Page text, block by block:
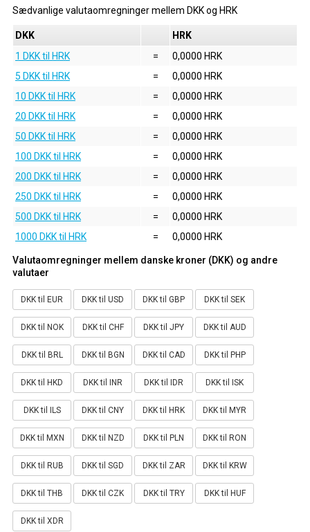
Sædvanlige valutaomregninger mellem DKKog HRK
DKK
HRK
1 DKK til HRK
=
0,0000 HRK
5 DKK til HRK
=
0,0000 HRK
10 DKK til HRK
=
0,0000 HRK
20 DKK til HRK
=
0,0000 HRK
50 DKK til HRK
=
0,0000 HRK
100 DKK til HRK
=
0,0000 HRK
200 DKK til HRK
=
0,0000 HRK
250 DKK til HRK
=
0,0000 HRK
500 DKK til HRK
=
0,0000 HRK
1000 DKK til HRK
= 0,0000 HRK
Valutaomregninger mellem danske kroner (DKK) og andre
valutaer
DKK til EUR DKK til USD DKK til GBP DKK til SEK
DKK til NOK DKK til CHF DKK til JPY DKK til AUD
DKK til BRL DKK til BGN DKK til CAD DKK til PHP
DKK til HKD DKK til INR DKK til IDR DKK til ISK
DKK til ILS DKK til CNY DKK til HRK DKK til MYR
DKK til MXN DKK til NZD DKK til PLN DKK til RON
DKK til RUB DKK til SGD DKK til ZAR DKK til KRW
DKK til THB DKK til CZK DKK til TRY DKK til HUF
DKK til XDR